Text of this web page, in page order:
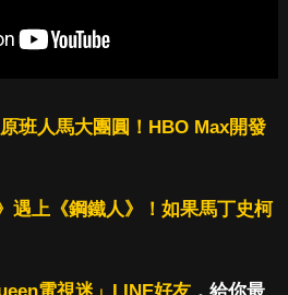
原班人馬大團圓！HBO Max開發
遇上《鋼鐵人》！如果馬丁史柯
電視迷」LINE好友，給你最